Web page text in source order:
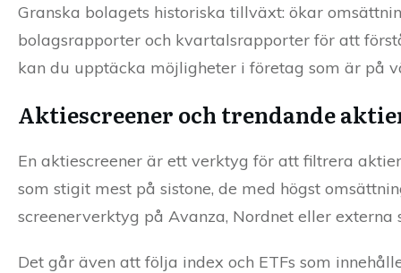
Granska bolagets historiska tillväxt: ökar
bolagsrapporter och kvartalsrapporter för att
kan du upptäcka möjligheter i företag som är på
Aktiescreener och trendande
En aktiescreener är ett verktyg för att filtrera
som stigit mest på sistone, de med högst
screenerverktyg på Avanza, Nordnet eller
Det går även att följa index och ETFs som